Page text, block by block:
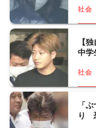
社会
【
中学
社会
「
り